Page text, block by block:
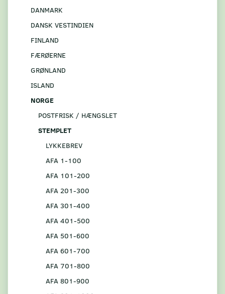
DANMARK
DANSK VESTINDIEN
FINLAND
FÆRØERNE
GRØNLAND
ISLAND
NORGE
POSTFRISK / HÆNGSLET
STEMPLET
LYKKEBREV
AFA 1-100
AFA 101-200
AFA 201-300
AFA 301-400
AFA 401-500
AFA 501-600
AFA 601-700
AFA 701-800
AFA 801-900